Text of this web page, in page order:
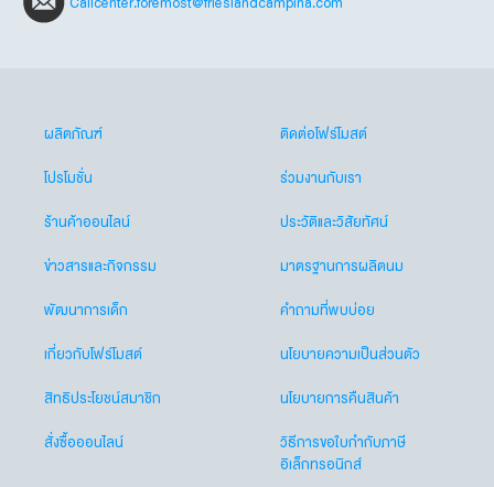
ผลิตภัณฑ์
โปรโมชั่น
ร้านค้าออนไลน์
ข่าวสารและกิจกรรม
พัฒนาการเด็ก
เกี่ยวกับโฟร์โมสต์
สิทธิประโยชน์สมาชิก
สั่งซื้อออนไลน์
ติดต่อโฟร์โมสต์
ร่วมงานกับเรา
ประวัติและวิสัยทัศน์
มาตรฐานการผลิตนม
คำถามที่พบบ่อย
นโยบายความเป็นส่วนตัว
นโยบายการคืนสินค้า
วิธีการขอใบกำกับภาษี
อิเล็กทรอนิกส์